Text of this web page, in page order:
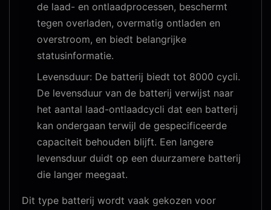
de laad- en ontlaadprocessen, beschermt
tegen overladen, overmatig ontladen en
overstroom, en biedt belangrijke
statusinformatie.
Levensduur: De batterij biedt tot 8000 cycli.
De levensduur van de batterij verwijst naar
het aantal laad-ontlaadcycli dat een batterij
kan ondergaan terwijl de gespecificeerde
capaciteit behouden blijft. Een langere
levensduur duidt op een duurzamere batterij
die langer meegaat.
Dit type batterij wordt vaak gekozen voor